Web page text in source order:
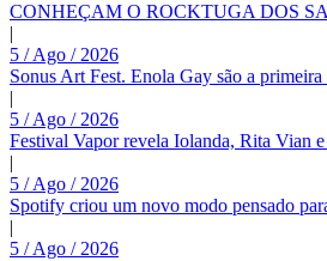
CONHEÇAM O ROCKTUGA DOS
|
5 / Ago / 2026
Sonus Art Fest. Enola Gay são a
|
5 / Ago / 2026
Festival Vapor revela Iolanda, Rita Vian
|
5 / Ago / 2026
Spotify criou um novo modo pensado
|
5 / Ago / 2026